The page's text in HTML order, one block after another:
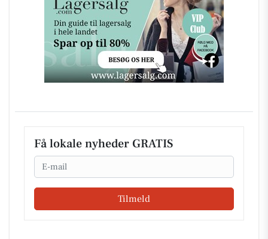
Få lokale nyheder GRATIS
Email
Tilmeld